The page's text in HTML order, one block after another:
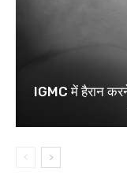
IGMC में हैरान